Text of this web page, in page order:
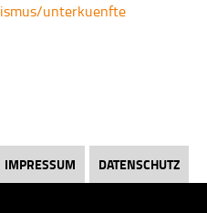
unterkuenfte
IMPRESSUM DATENSCHUTZ